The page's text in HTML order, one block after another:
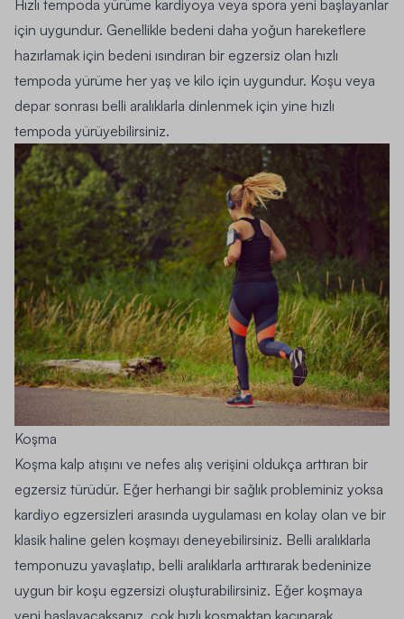
Hızlı tempoda yürüme kardiyoya veya spora yeni başlayanlar
için uygundur. Genellikle bedeni daha yoğun hareketlere
hazırlamak için bedeni ısındıran bir egzersiz olan hızlı
tempoda yürüme her yaş ve kilo için uygundur. Koşu veya
depar sonrası belli aralıklarla dinlenmek için yine hızlı
tempoda yürüyebilirsiniz.
Koşma
Koşma kalp atışını ve nefes alış verişini oldukça arttıran bir
egzersiz türüdür. Eğer herhangi bir sağlık probleminiz yoksa
kardiyo egzersizleri arasında uygulaması en kolay olan ve bir
klasik haline gelen koşmayı deneyebilirsiniz. Belli aralıklarla
temponuzu yavaşlatıp, belli aralıklarla arttırarak bedeninize
uygun bir koşu egzersizi oluşturabilirsiniz. Eğer koşmaya